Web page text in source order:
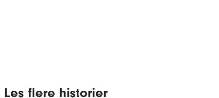
Les flere historier